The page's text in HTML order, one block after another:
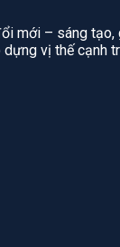
mới – sáng
vị thế cạnh